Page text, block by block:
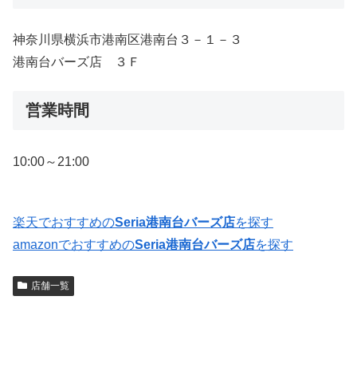
神奈川県横浜市港南区港南台３－１－３
港南台バーズ店 ３Ｆ
営業時間
10:00～21:00
楽天でおすすめのSeria港南台バーズ店を探す
amazonでおすすめのSeria港南台バーズ店を探す
店舗一覧